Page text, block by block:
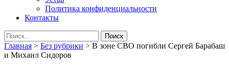
Политика конфиденциальности
Контакты
Найти:
Главная > Без рубрики > В зоне СВО погибли Сергей Барабаш
и Михаил Сидоров